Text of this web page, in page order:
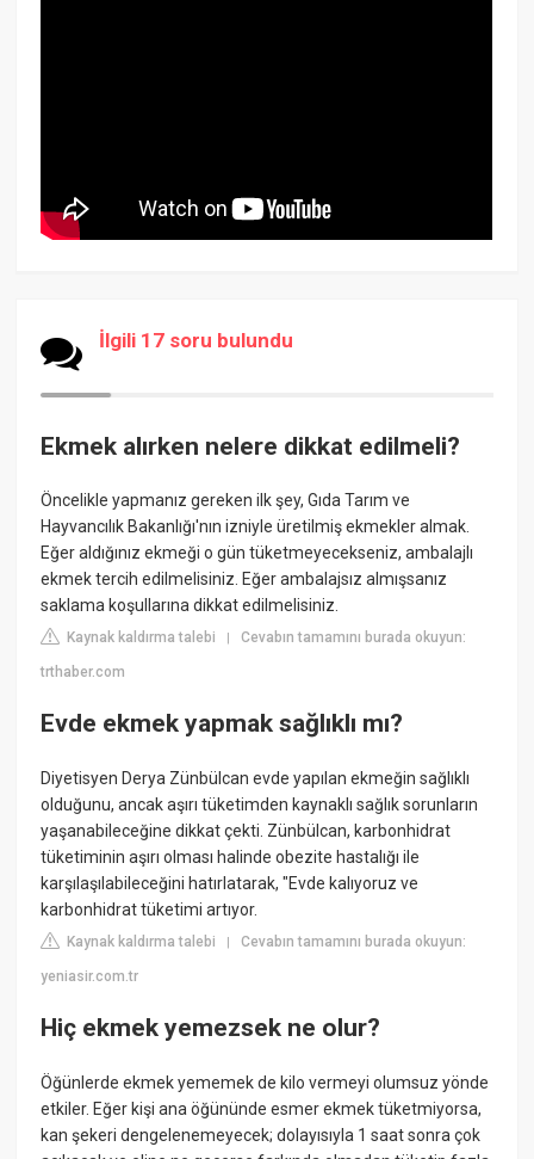
İlgili 17 soru bulundu
Ekmek alırken nelere dikkat edilmeli?
Öncelikle yapmanız gereken ilk şey, Gıda Tarım ve
Hayvancılık Bakanlığı'nın izniyle üretilmiş ekmekler almak.
Eğer aldığınız ekmeği o gün tüketmeyecekseniz, ambalajlı
ekmek tercih edilmelisiniz. Eğer ambalajsız almışsanız
saklama koşullarına dikkat edilmelisiniz.
Kaynak kaldırma talebi |Cevabın tamamını burada okuyun:
trthaber.com
Evde ekmek yapmak sağlıklı mı?
Diyetisyen Derya Zünbülcan evde yapılan ekmeğin sağlıklı
olduğunu, ancak aşırı tüketimden kaynaklı sağlık sorunların
yaşanabileceğine dikkat çekti. Zünbülcan, karbonhidrat
tüketiminin aşırı olması halinde obezite hastalığı ile
karşılaşılabileceğini hatırlatarak, "Evde kalıyoruz ve
karbonhidrat tüketimi artıyor.
Kaynak kaldırma talebi |Cevabın tamamını burada okuyun:
yeniasir.com.tr
Hiç ekmek yemezsek ne olur?
Öğünlerde ekmek yememek de kilo vermeyi olumsuz yönde
etkiler. Eğer kişi ana öğününde esmer ekmek tüketmiyorsa,
kan şekeri dengelenemeyecek; dolayısıyla 1 saat sonra çok